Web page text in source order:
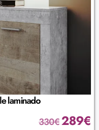
laminado
330€289€